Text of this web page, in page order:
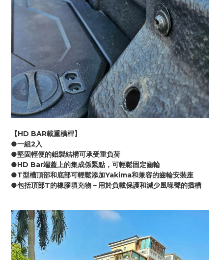
【HD BAR載重橫桿】
●一組2入
●堅固輕便的鋁製結構可承受重負荷
●HD Bar端蓋上的集成係緊點，可輕鬆固定齒輪
●T型槽頂部和底部可輕鬆添加Yakima和兼容的齒輪安裝座
●包括頂部T的橡膠填充物－用於負載保護和減少風噪聲的插槽